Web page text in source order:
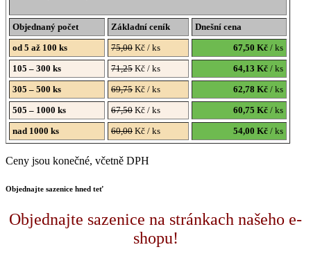
Objednaný počet Základní ceník
Dnešní cena
od 5 až 100 ks
75,00 Kč / ks 67,50 Kč / ks
105 – 300 ks
71,25 Kč / ks 64,13 Kč / ks
305 – 500 ks
69,75 Kč / ks 62,78 Kč / ks
505 – 1000 ks
67,50 Kč / ks 60,75 Kč / ks
nad 1000 ks
60,00 Kč / ks 54,00 Kč / ks
Ceny jsou konečné, včetně DPH
Objednajte sazenice hned teť
Objednajte sazenice na stránkach našeho e-
shopu!